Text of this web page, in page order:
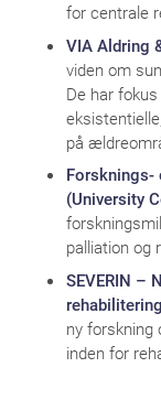
for centrale
VIA Aldring
viden om
De har
på
Forsknings-
(University
palliation og
SEVERIN –
rehabilitering
ny
inden for